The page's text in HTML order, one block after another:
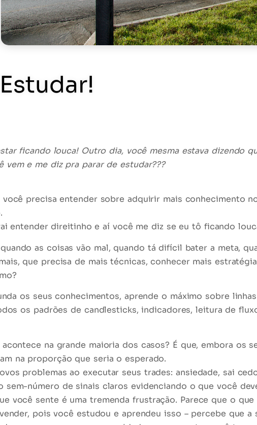
ficando louca! Outro dia, você mesma estava dizendo
vem e me diz pra parar de estudar???
você precisa entender sobre adquirir mais conhecimento
entender direitinho e aí você me diz se eu tô ficando
as coisas vão mal, quando tá difícil bater a meta,
, que precisa de mais técnicas, conhecer mais
os seus conhecimentos, aprende o máximo sobre
os padrões de candlesticks, indicadores, leitura de
na grande maioria dos casos? É que, embora os
na proporção que seria o esperado.
problemas ao executar seus trades: ansiedade, sai
sem-número de sinais claros evidenciando o que você
você sente é uma tremendafrustração. Parece que o
pois você estudou e aprendeu isso – percebe que